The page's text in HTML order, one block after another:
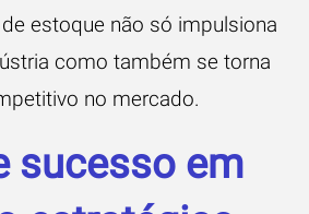
estoque não só impulsiona
como também se torna
no mercado.
sucesso em